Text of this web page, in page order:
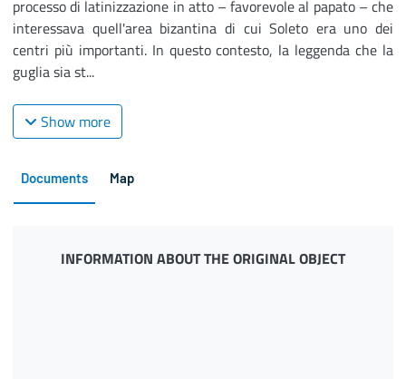
processo di latinizzazione in atto – favorevole al papato – che
interessava quell'area bizantina di cui Soleto era uno dei
centri più importanti. In questo contesto, la leggenda che la
guglia sia st...
Show more
Documents Map
INFORMATION ABOUT THE ORIGINAL OBJECT